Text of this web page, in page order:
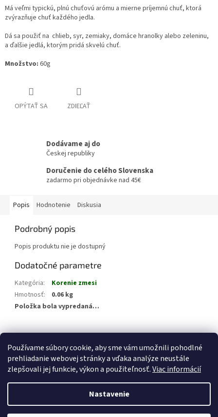
Používame súbory cookie, aby sme vám umožnili pohodlné
prehliadanie webovej stránky a vďaka analýze neustále
zlepšovali jej funkcie, výkon a použiteľnosť.Viac informácií
Nastavenie
Má veľmi typickú, plnú chuťovú arómu a mierne príjemnú chuť, ktorá
zvýrazňuje chuť každého jedla.
Dá sa použiť na chlieb, syr, zemiaky, domáce hranolky alebo zeleninu,
a ďalšie jedlá, ktorým pridá skvelú chuť.
Množstvo: 60g
OPÝTAŤ SA ZDIEĽAŤ
Dodávame aj do
Českej republiky
Doručenie do celého Slovenska
zadarmo pri objednávke nad 45€
Popis Hodnotenie Diskusia
Podrobný popis
Popis produktu nie je dostupný
Dodatočné parametre
Kategória:
Korenie zmesi
Hmotnosť:
0.06 kg
Položka bola vypredaná…
Z
Vytvoril Shoptet